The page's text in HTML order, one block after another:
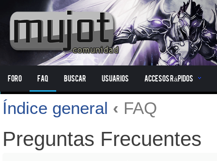
Foro FAQ Buscar Usuarios Accesos Rápidos
Índice general ‹ FAQ
Preguntas Frecuentes